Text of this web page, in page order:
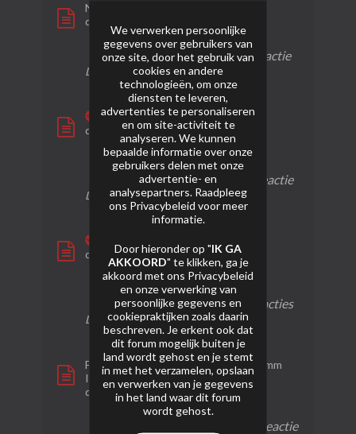
Nightfall
door
1 reactie86 weergaven1 reactie
Laatste bericht30-01-2025, 18:52
Widmo
door
bruijntjeluc
2
reacties
224
weergaven
reactie
Laatste bericht30-01-2025, 18:49
door
bruijntjeluc
1
reactie
302
weergaven
reacties
Laatste bericht30-01-2025, 18:47
Funke iskra line - Zaplon 33 shots 25mm
IC25-33-1
doorpyro-hn
1 reactie
We verwerken persoonlijke
gegevens over gebruikers van
onze site, door het gebruik van
cookies en andere
technologieën, om onze
diensten te leveren,
advertenties te personaliseren
en om site-activiteit te
analyseren. We kunnen
bepaalde informatie over onze
gebruikers delen met onze
advertentie- en
analysepartners. Raadpleeg
ons Privacybeleid voor meer
informatie.
Door hieronder op "IK GA
AKKOORD" te klikken, ga je
akkoord met ons Privacybeleid
en onze verwerking van
persoonlijke gegevens en
cookiepraktijken zoals daarin
beschreven. Je erkent ook dat
dit forum mogelijk buiten je
land wordt gehost en je stemt
in met het verzamelen, opslaan
en verwerken van je gegevens
in het land waar dit forum
wordt gehost.